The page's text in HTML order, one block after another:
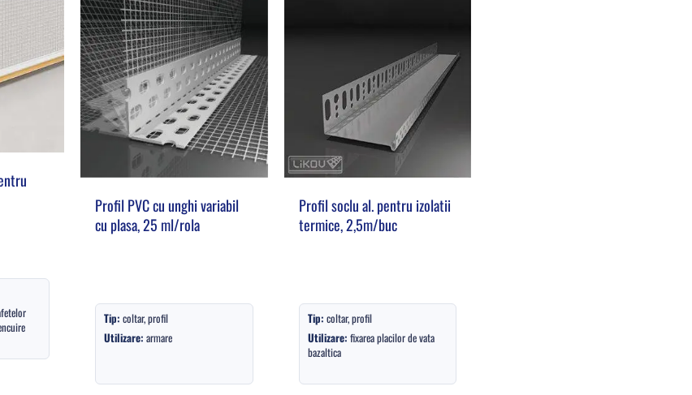
Profil PVC cu unghi variabil
cu plasa, 25 ml/rola
Tip: coltar, profil
Utilizare: armare
Profil soclu al. pentru izolatii
termice, 2,5m/buc
Tip: coltar, profil
Utilizare: fixarea placilor de vata
bazaltica